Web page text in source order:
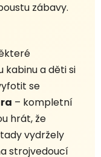
zábavy.
a děti si
se
– kompletní
hrát, že
vydržely
strojvedoucí